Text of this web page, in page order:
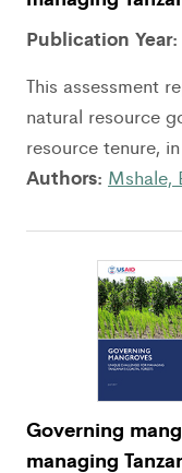
Publication Year:
This assessment
natural resource
resource tenure,
Authors: Mshale,
Governing
managing